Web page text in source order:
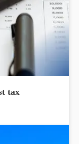
tax